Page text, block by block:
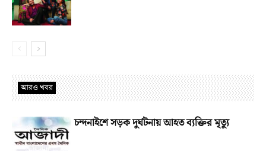
আরও খবর
চন্দনাইশে সড়ক দুর্ঘটনায় আহত ব্যক্তির মৃত্যু